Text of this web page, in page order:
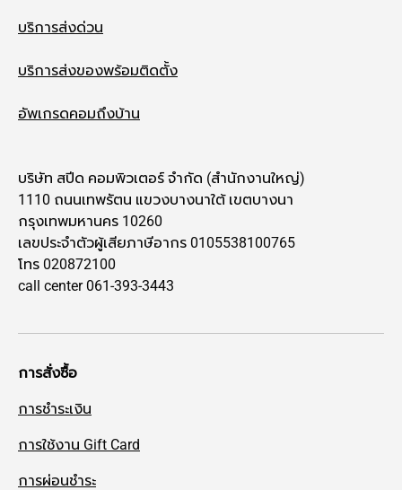
บริการส่งด่วน
บริการส่งของพร้อมติดตั้ง
อัพเกรดคอมถึงบ้าน
บริษัท สปีด คอมพิวเตอร์ จำกัด (สำนักงานใหญ่)
1110 ถนนเทพรัตน แขวงบางนาใต้ เขตบางนา
กรุงเทพมหานคร 10260
เลขประจำตัวผู้เสียภาษีอากร 0105538100765
โทร 020872100
call center 061-393-3443
การสั่งซื้อ
การชำระเงิน
การใช้งาน Gift Card
การผ่อนชำระ